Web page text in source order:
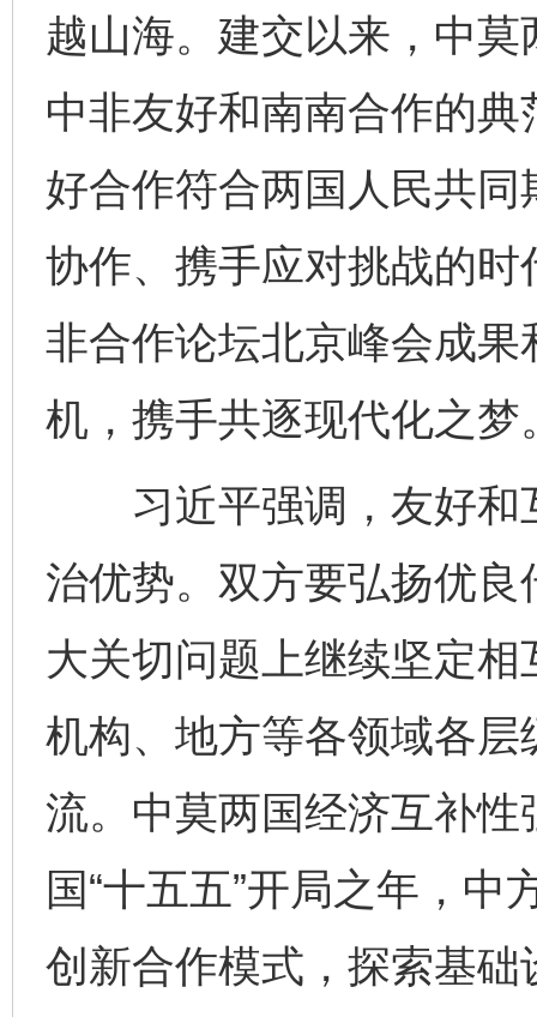
越山海。建交以来，中
中非友好和南南合作的
好合作符合两国人民共
协作、携手应对挑战的
非合作论坛北京峰会成果
机，携手共逐现代化之梦
习近平强调，友好和
治优势。双方要弘扬优
大关切问题上继续坚定
机构、地方等各领域各
流。中莫两国经济互补
国“十五五”开局之年，
创新合作模式，探索基